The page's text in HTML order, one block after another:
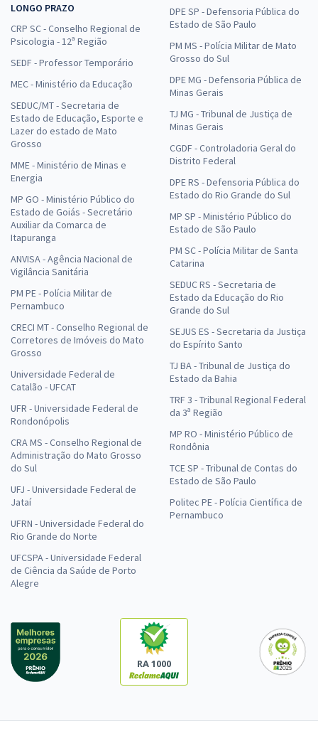
LONGO PRAZO
CRP SC - Conselho Regional de
Psicologia - 12ª Região
SEDF - Professor Temporário
MEC - Ministério da Educação
SEDUC/MT - Secretaria de
Estado de Educação, Esporte e
Lazer do estado de Mato
Grosso
MME - Ministério de Minas e
Energia
MP GO - Ministério Público do
Estado de Goiás - Secretário
Auxiliar da Comarca de
Itapuranga
ANVISA - Agência Nacional de
Vigilância Sanitária
PM PE - Polícia Militar de
Pernambuco
CRECI MT - Conselho Regional de
Corretores de Imóveis do Mato
Grosso
Universidade Federal de
Catalão - UFCAT
UFR - Universidade Federal de
Rondonópolis
CRA MS - Conselho Regional de
Administração do Mato Grosso
do Sul
UFJ - Universidade Federal de
Jataí
UFRN - Universidade Federal do
Rio Grande do Norte
UFCSPA - Universidade Federal
de Ciência da Saúde de Porto
Alegre
DPE SP - Defensoria Pública do
Estado de São Paulo
PM MS - Polícia Militar de Mato
Grosso do Sul
DPE MG - Defensoria Pública de
Minas Gerais
TJ MG - Tribunal de Justiça de
Minas Gerais
CGDF - Controladoria Geral do
Distrito Federal
DPE RS - Defensoria Pública do
Estado do Rio Grande do Sul
MP SP - Ministério Público do
Estado de São Paulo
PM SC - Polícia Militar de Santa
Catarina
SEDUC RS - Secretaria de
Estado da Educação do Rio
Grande do Sul
SEJUS ES - Secretaria da Justiça
do Espírito Santo
TJ BA - Tribunal de Justiça do
Estado da Bahia
TRF 3 - Tribunal Regional Federal
da 3ª Região
MP RO - Ministério Público de
Rondônia
TCE SP - Tribunal de Contas do
Estado de São Paulo
Politec PE - Polícia Científica de
Pernambuco
RA 1000